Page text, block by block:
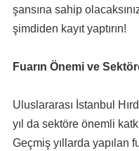
şansına sahip
şimdiden kayıt yaptırın!
Fuarın Önemi ve
Uluslararası İstanbul
yıl da sektöre önemli
Geçmiş yıllarda yapılan